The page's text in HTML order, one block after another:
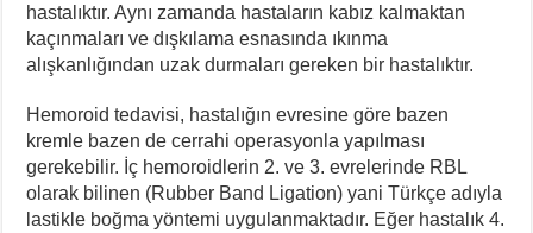
hastalıktır. Aynı zamanda hastaların kabız kalmaktan
kaçınmaları ve dışkılama esnasında ıkınma
alışkanlığından uzak durmaları gereken bir hastalıktır.
Hemoroid tedavisi, hastalığın evresine göre bazen
kremle bazen de cerrahi operasyonla yapılması
gerekebilir. İç hemoroidlerin 2. ve 3. evrelerinde RBL
olarak bilinen (Rubber Band Ligation) yani Türkçe adıyla
lastikle boğma yöntemi uygulanmaktadır. Eğer hastalık 4.